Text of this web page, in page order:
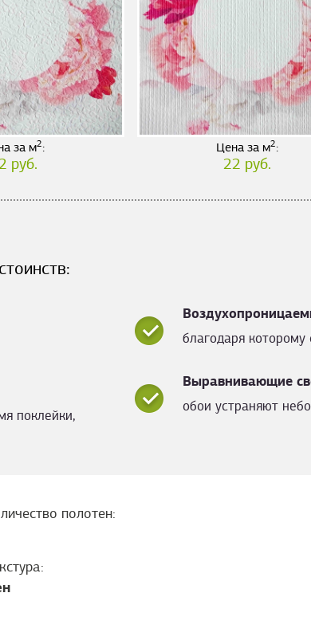
за м2:
руб.
Цена за м2:
22 руб.
благодаря
Выравнивающие
обои устраняют
поклейки,
полотен: